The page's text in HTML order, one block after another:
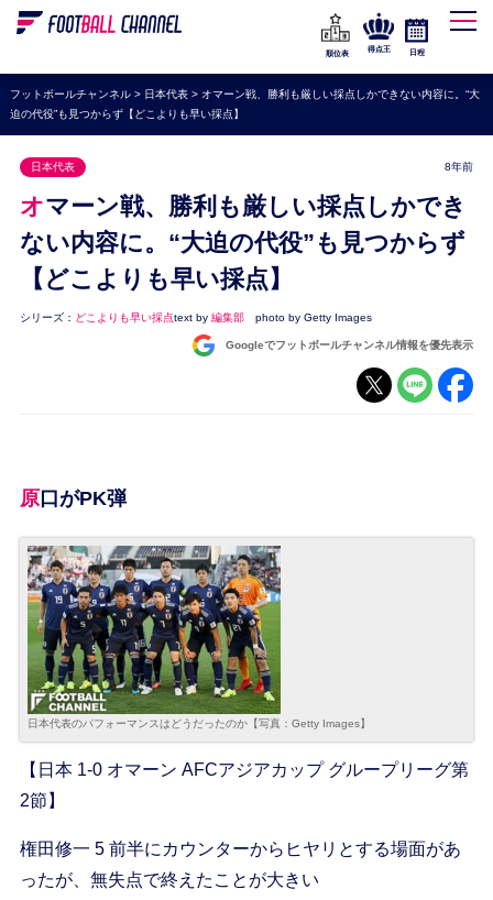
WEリーグ
海外サッカー
プレミアリーグ
セリエA
ブンデスリーガ
UEFA
ナショナルチーム
順位表
得点王 日程
フットボールチャンネル> 日本代表> オマーン戦、勝利も厳しい採点しかできない内容に。“大
迫の代役”も見つからず【どこよりも早い採点】
日本代表 8年前
オマーン戦、勝利も厳しい採点しかでき
ない内容に。“大迫の代役”も見つからず
【どこよりも早い採点】
シリーズ： どこよりも早い採点text by 編集部 photo by Getty Images
Googleでフットボールチャンネル情報を優先表示
原口がPK弾
日本代表のパフォーマンスはどうだったのか【写真：Getty Images】
【日本 1-0 オマーン AFCアジアカップ グループリーグ第
2節】
権田修一 5 前半にカウンターからヒヤリとする場面があ
ったが、無失点で終えたことが大きい